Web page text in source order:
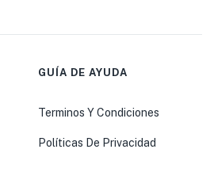
GUÍA DE AYUDA
Terminos Y Condiciones
Políticas De Privacidad